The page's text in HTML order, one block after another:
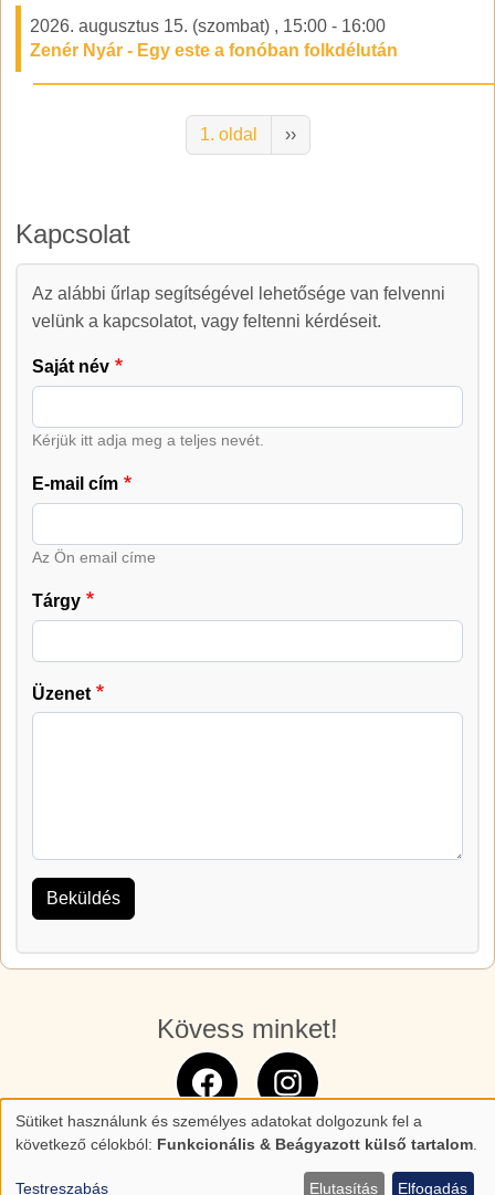
2026. augusztus 15. (szombat) , 15:00 - 16:00
Zenér Nyár - Egy este a fonóban folkdélután
1. oldal
Következő oldal
››
Kapcsolat
Kapcsolat
Az alábbi űrlap segítségével lehetősége van felvenni
velünk a kapcsolatot, vagy feltenni kérdéseit.
Saját név
Kérjük itt adja meg a teljes nevét.
E-mail cím
Az Ön email címe
Tárgy
Üzenet
Kövess minket!
Személyes
Sütiket használunk és személyes adatokat dolgozunk fel a
következő célokból: Funkcionális & Beágyazott külső tartalom
Testreszabás Elutasítás Elfogadás